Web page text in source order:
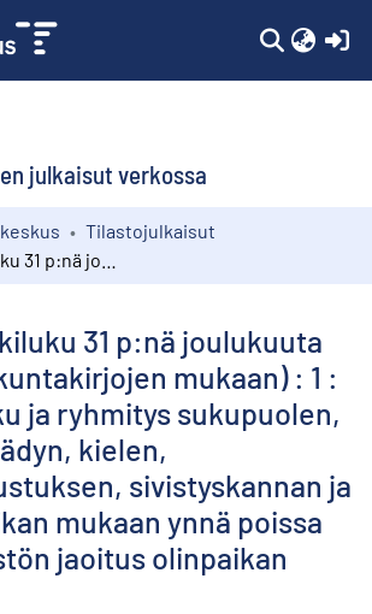
julkaisut verkossa
Tilastojulkaisut
31 p:nä joulukuuta
mukaan) : 1 :
ja ryhmitys sukupuolen,
kielen,
sivistyskannan ja
mukaan ynnä poissa
jaoitus olinpaikan